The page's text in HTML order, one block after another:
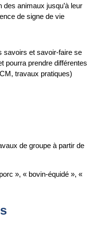
des animaux jusqu’à leur
de signe de vie
savoirs et savoir-faire se
pourra prendre différentes
travaux pratiques)
de groupe à partir de
», « bovin-équidé », «